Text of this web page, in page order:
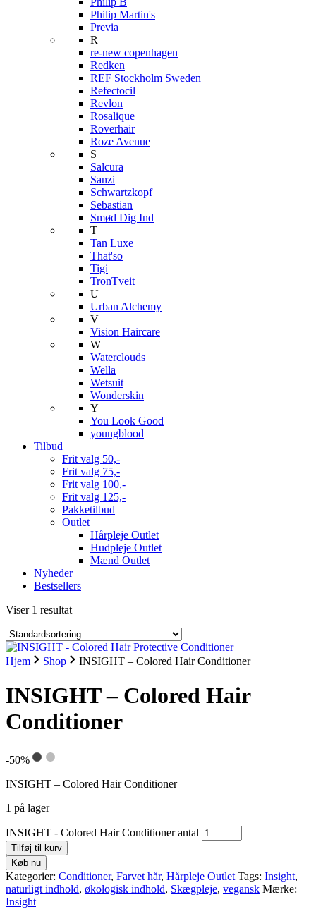
Philip Martin's
Previa
R
re-new copenhagen
Redken
REF Stockholm Sweden
Refectocil
Revlon
Rosalique
Roverhair
Roze Avenue
S
Salcura
Sanzi
Schwartzkopf
Sebastian
Smød Dig Ind
T
Tan Luxe
That'so
Tigi
TronTveit
U
Urban Alchemy
V
Vision Haircare
W
Waterclouds
Wella
Wetsuit
Wonderskin
Y
You Look Good
youngblood
Tilbud
Frit valg 50,-
Frit valg 75,-
Frit valg 100,-
Frit valg 125,-
Pakketilbud
Outlet
Hårpleje Outlet
Hudpleje Outlet
Mænd Outlet
Nyheder
Bestsellers
Viser 1 resultat
Hjem Shop INSIGHT – Colored Hair Conditioner
INSIGHT – Colored Hair
Conditioner
-50%
INSIGHT – Colored Hair Conditioner
1 på lager
INSIGHT - Colored Hair Conditioner antal
Tilføj til kurv
Køb nu
Kategorier: Conditioner, Farvet hår, Hårpleje Outlet Tags: Insight,
naturligt indhold, økologisk indhold, Skægpleje, vegansk Mærke:
Insight